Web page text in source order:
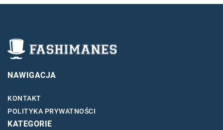
NAWIGACJA
KONTAKT
POLITYKA PRYWATNOŚCI
KATEGORIE